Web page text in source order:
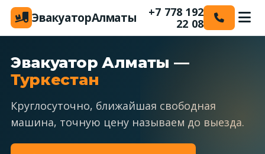
ЭвакуаторАлматы
+7 778 192
22 08
Эвакуатор Алматы —
Туркестан
Круглосуточно, ближайшая свободная
машина, точную цену называем до выезда.